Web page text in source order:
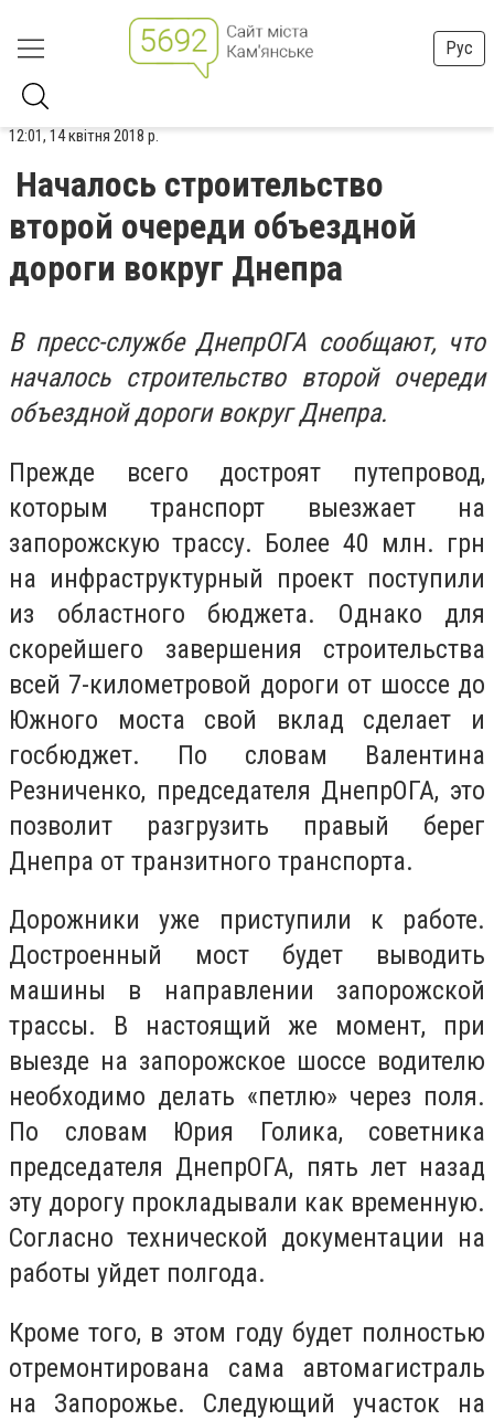
Рус
12:01, 14 квітня 2018 р.
Началось строительство
второй очереди объездной
дороги вокруг Днепра
В пресс-службе ДнепрОГА сообщают, что
началось строительство второй очереди
объездной дороги вокруг Днепра.
Прежде всего достроят путепровод,
которым транспорт выезжает на
запорожскую трассу. Более 40 млн. грн
на инфраструктурный проект поступили
из областного бюджета. Однако для
скорейшего завершения строительства
всей 7-километровой дороги от шоссе до
Южного моста свой вклад сделает и
госбюджет. По словам Валентина
Резниченко, председателя ДнепрОГА, это
позволит разгрузить правый берег
Днепра от транзитного транспорта.
Дорожники уже приступили к работе.
Достроенный мост будет выводить
машины в направлении запорожской
трассы. В настоящий же момент, при
выезде на запорожское шоссе водителю
необходимо делать «петлю» через поля.
По словам Юрия Голика, советника
председателя ДнепрОГА, пять лет назад
эту дорогу прокладывали как временную.
Согласно технической документации на
работы уйдет полгода.
Кроме того, в этом году будет полностью
отремонтирована сама автомагистраль
на Запорожье. Следующий участок на